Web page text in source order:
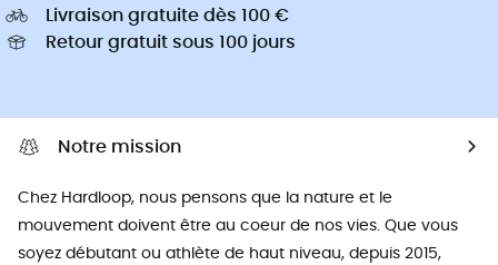
Livraison gratuite dès 100 €
Retour gratuit sous 100 jours
Notre mission
Chez Hardloop, nous pensons que la nature et le
mouvement doivent être au coeur de nos vies. Que vous
soyez débutant ou athlète de haut niveau, depuis 2015,